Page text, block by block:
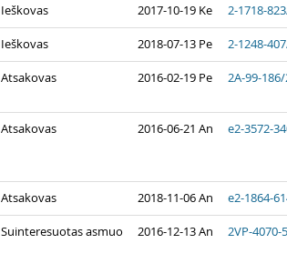
Ieškovas 2017-10-19 Ke 2-1718-
Ieškovas 2018-07-13 Pe 2-1248-
Atsakovas 2016-02-19 Pe 2A-99-
Atsakovas 2016-06-21 An e2-3572-
Atsakovas 2018-11-06 An e2-1864-
Suinteresuotas asmuo 2016-12-13 An 2VP-4070-